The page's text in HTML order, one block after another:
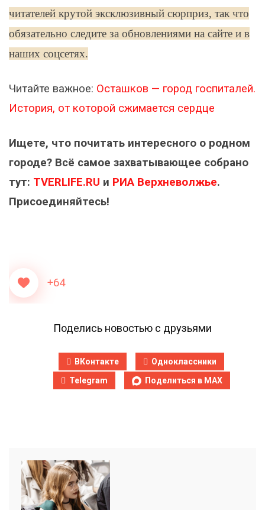
читателей крутой эксклюзивный сюрприз, так что
обязательно следите за обновлениями на сайте и в
наших соцсетях.
Читайте важное: Осташков — город госпиталей.
История, от которой сжимается сердце
Ищете, что почитать интересного о родном
городе? Всё самое захватывающее собрано
тут: TVERLIFE.RU и РИА Верхневолжье.
Присоединяйтесь!
+64
Поделись новостью с друзьями
ВКонтакте
Одноклассники
Telegram
Поделиться в MAX